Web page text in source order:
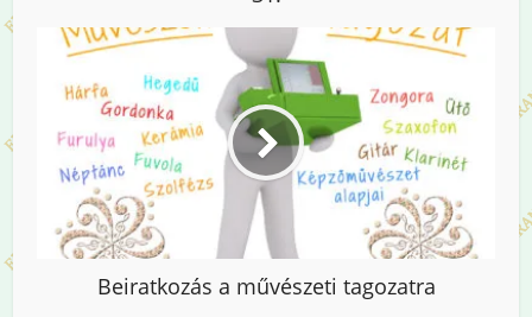
Beiratkozás a művészeti tagozatra